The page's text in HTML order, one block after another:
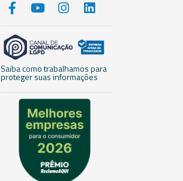
Saiba como trabalhamos para
proteger suas informações